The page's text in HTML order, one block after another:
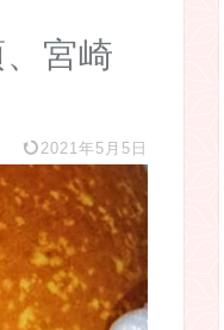
宮崎
2021年5月5日